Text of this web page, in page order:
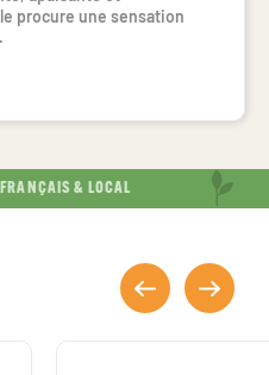
procure une sensation
& LOCAL